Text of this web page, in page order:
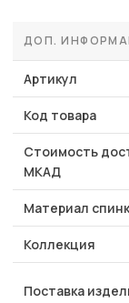
ДОП.
Артикул
Код товара
Стоимость
МКАД
Материал
Коллекция
Поставка